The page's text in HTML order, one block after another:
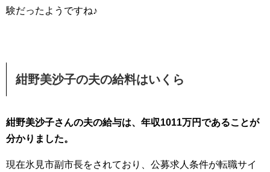
験だったようですね♪
紺野美沙子の夫の給料はいくら
紺野美沙子さんの夫の給与は、年収1011万円であることが
分かりました。
現在氷見市副市長をされており、公募求人条件が転職サイ